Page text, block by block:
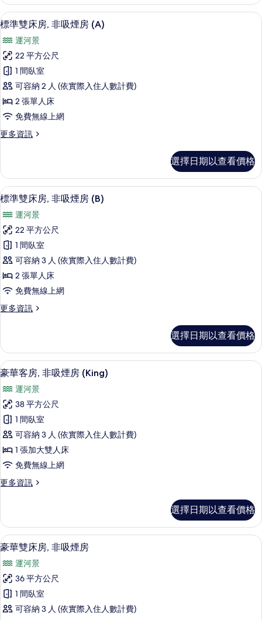
的
所
有
相
片
床
房,
吸
煙
房
的
詳
情
顯
示
標
準
雙
床
房,
非
吸
房
(A)
的
所
有
相
片
高級寢具、客房內保險箱、書桌、熨
8
標準雙床房, 非吸煙房 (A)
運河景
22 平方公尺
1 間臥室
可容納 2 人 (依實際入住人數計費)
2 張單人床
免費無線上網
更多資訊
更
雙
床
房,
吸
煙
房
(A)
的
詳
情
選擇日期以查看價格
顯
示
標
準
雙
床
房,
非
吸
房
(B)
的
所
有
相
片
高級寢具、客房內保險箱、書桌、熨
7
標準雙床房, 非吸煙房 (B)
運河景
22 平方公尺
1 間臥室
可容納 3 人 (依實際入住人數計費)
2 張單人床
免費無線上網
更多資訊
更
雙
床
房,
吸
煙
房
(B)
的
詳
情
選擇日期以查看價格
顯
示
豪
華
客
房,
非
吸
煙
(King)
的
所
有
相
片
高級寢具、客房內保險箱、書桌、熨
7
豪華客房, 非吸煙房 (King)
運河景
38 平方公尺
1 間臥室
可容納 3 人 (依實際入住人數計費)
1 張加大雙人床
免費無線上網
更多資訊
更
客
房,
非
煙
房
(King)
的
詳
選擇日期以查看價格
顯
示
豪
華
雙
床
高級寢具、客房內保險箱、書桌、熨
5
豪華雙床房, 非吸煙房
運河景
36 平方公尺
1 間臥室
可容納 3 人 (依實際入住人數計費)